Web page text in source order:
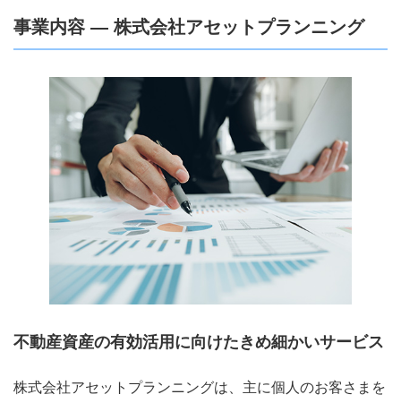
事業内容 ― 株式会社アセットプランニング
不動産資産の有効活用に向けたきめ細かいサービス
株式会社アセットプランニングは、主に個人のお客さまを